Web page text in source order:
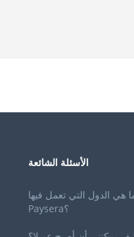
الأسئلة الشائعة
هي الدول التي تعمل فيها
Paysera؟